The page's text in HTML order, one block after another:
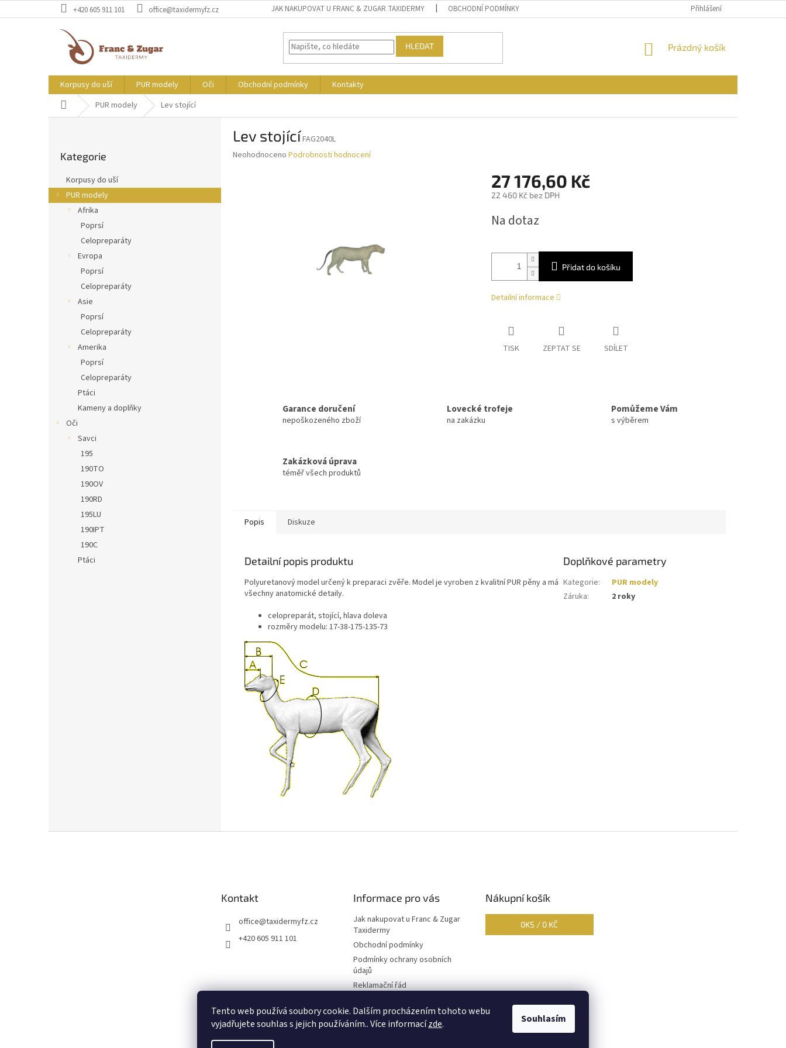
Tento web používá soubory cookie. Dalším procházením tohoto webu
vyjadřujete souhlas s jejich používáním.. Více informacízde. Souhlasím
na
+420 605 911 101 office@taxidermyfz.cz JAK NAKUPOVAT U FRANC & ZUGAR TAXIDERMY OBCHODNÍ PODMÍNKY REKLAMAČNÍ ŘÁD
Přihlášení
HLEDAT
NÁKUPNÍ
Prázdný košík
Korpusy do uší PUR modely Oči Obchodní podmínky
Kontakty
Domů PUR modely Lev stojící
a
n
kategorie
Kategorie
Korpusy do uší
PUR modely
Afrika
Poprsí
Celopreparáty
Evropa
Poprsí
Celopreparáty
Asie
Poprsí
Celopreparáty
Amerika
Poprsí
Celopreparáty
Ptáci
Kameny a doplňky
Oči
Savci
195
190TO
190OV
190RD
195LU
190IPT
190C
Ptáci
Lev stojícíFAG2040L
Průměrné
Neohodnoceno Podrobnosti hodnocení
27 176,60 Kč
22 460 Kč bez DPH
cena:
Na dotaz
Přidat do košíku
Detailní informace
TISK ZEPTAT SE SDÍLET
Garance doručení
nepoškozeného zboží
Lovecké trofeje
na zakázku
Pomůžeme Vám
s výběrem
Zakázková úprava
téměř všech produktů
Popis Diskuze
Detailní popis produktu
Polyuretanový model určený k preparaci zvěře. Model je vyroben z kvalitní PUR pěny a má
všechny anatomické detaily.
celopreparát, stojící, hlava doleva
rozměry modelu: 17-38-175-135-73
Doplňkové parametry
Kategorie:
PUR modely
Záruka: 2 roky
Kontakt
office@taxidermyfz.cz
+420 605 911 101
Informace pro vás
Jak nakupovat u Franc & Zugar
Taxidermy
Obchodní podmínky
Podmínky ochrany osobních
údajů
Reklamační řád
smlouvy
Nákupní košík
0KS / 0 KČ